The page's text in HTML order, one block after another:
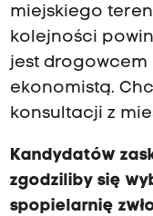
miejskiego
kolejności
jest drogowcem
ekonomistą.
konsultacji z
Kandydatów
zgodziliby się
spopielarnię